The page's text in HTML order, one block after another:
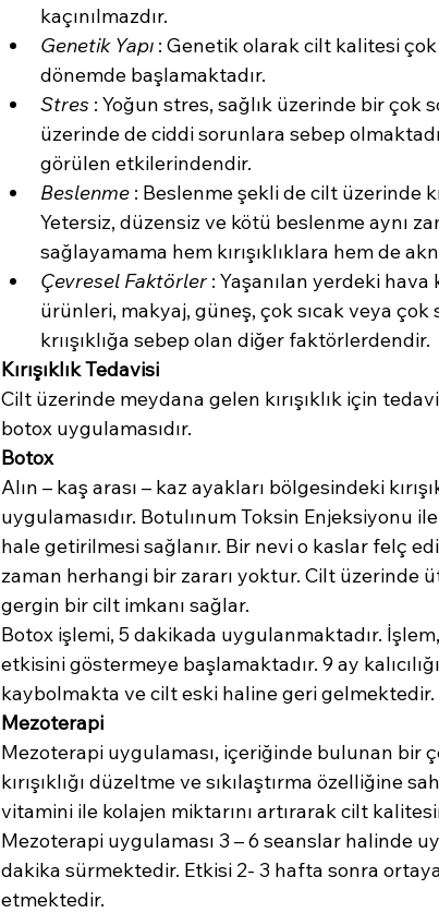
kaçınılmazdır.
Genetik Yapı : Genetik olarak cilt kalitesi
dönemde başlamaktadır.
Stres : Yoğun stres, sağlık üzerinde bir
üzerinde de ciddi sorunlara sebep
görülen etkilerindendir.
Beslenme : Beslenme şekli de cilt üzerinde
Yetersiz, düzensiz ve kötü beslenme aynı
sağlayamama hem kırışıklıklara hem de
Çevresel Faktörler : Yaşanılan yerdeki
ürünleri, makyaj, güneş, çok sıcak veya
krıışıklığa sebep olan diğer faktörlerdendir.
Kırışıklık Tedavisi
Cilt üzerinde meydana gelen kırışıklık için
botox uygulamasıdır.
Botox
Alın – kaş arası – kaz ayakları bölgesindeki
uygulamasıdır. Botulınum Toksin Enjeksiyonu
hale getirilmesi sağlanır. Bir nevi o kaslar felç
zaman herhangi bir zararı yoktur. Cilt üzerinde
gergin bir cilt imkanı sağlar.
Botox işlemi, 5 dakikada uygulanmaktadır.
etkisini göstermeye başlamaktadır. 9 ay
kaybolmakta ve cilt eski haline geri gelmektedir.
Mezoterapi
Mezoterapi uygulaması, içeriğinde bulunan bir
kırışıklığı düzeltme ve sıkılaştırma özelliğine
vitamini ile kolajen miktarını artırarak cilt
Mezoterapi uygulaması 3 – 6 seanslar halinde
dakika sürmektedir. Etkisi 2- 3 hafta sonra
etmektedir.